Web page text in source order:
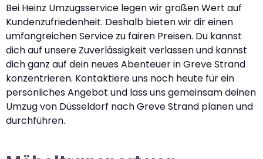
Bei Heinz Umzugsservice legen wir großen Wert auf
Kundenzufriedenheit. Deshalb bieten wir dir einen
umfangreichen Service zu fairen Preisen. Du kannst
dich auf unsere Zuverlässigkeit verlassen und kannst
dich ganz auf dein neues Abenteuer in Greve Strand
konzentrieren. Kontaktiere uns noch heute für ein
persönliches Angebot und lass uns gemeinsam deinen
Umzug von Düsseldorf nach Greve Strand planen und
durchführen.